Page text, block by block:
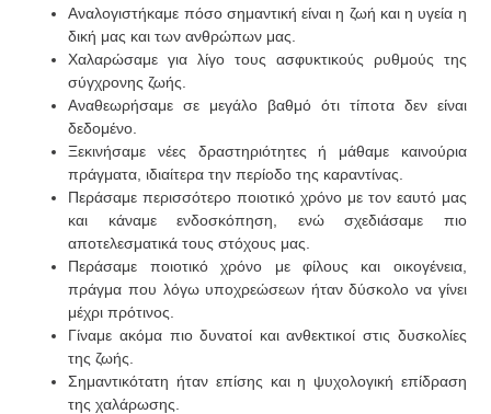
Αναλογιστήκαμε πόσο σημαντική είναι η ζωή και η υγεία η
δική μας και των ανθρώπων μας.
Χαλαρώσαμε για λίγο τους ασφυκτικούς ρυθμούς της
σύγχρονης ζωής.
Αναθεωρήσαμε σε μεγάλο βαθμό ότι τίποτα δεν είναι
δεδομένο.
Ξεκινήσαμε νέες δραστηριότητες ή μάθαμε καινούρια
πράγματα, ιδιαίτερα την περίοδο της καραντίνας.
Περάσαμε περισσότερο ποιοτικό χρόνο με τον εαυτό μας
και κάναμε ενδοσκόπηση, ενώ σχεδιάσαμε πιο
αποτελεσματικά τους στόχους μας.
Περάσαμε ποιοτικό χρόνο με φίλους και οικογένεια,
πράγμα που λόγω υποχρεώσεων ήταν δύσκολο να γίνει
μέχρι πρότινος.
Γίναμε ακόμα πιο δυνατοί και ανθεκτικοί στις δυσκολίες
της ζωής.
Σημαντικότατη ήταν επίσης και η ψυχολογική επίδραση
της χαλάρωσης.